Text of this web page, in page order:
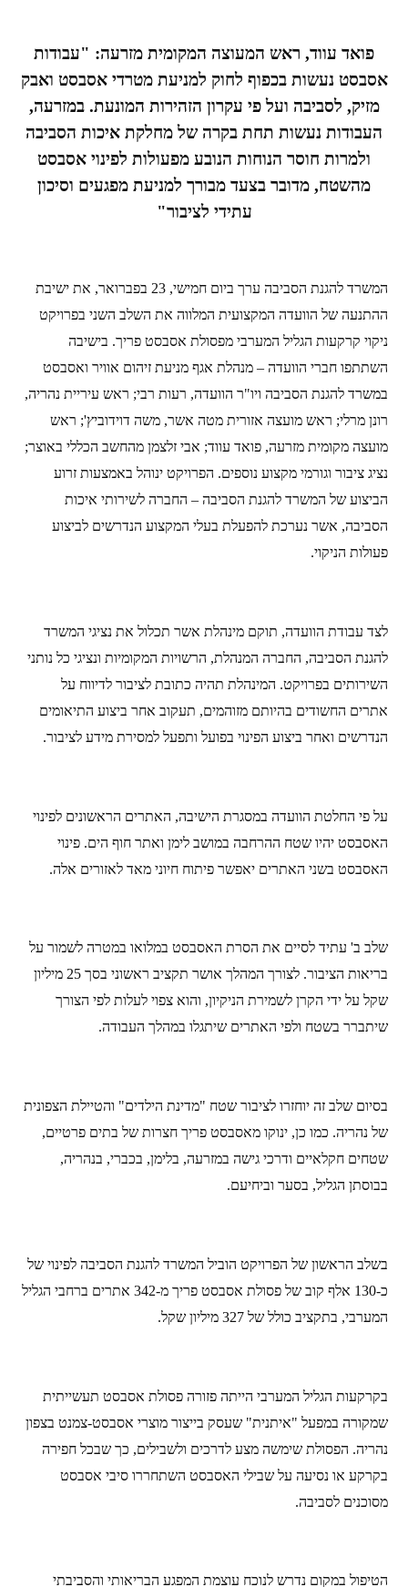
פואד עווד, ראש המעוצה המקומית מזרעה: "עבודות
אסבסט נעשות בכפוף לחוק למניעת מטרדי אסבסט ואבק
מזיק, לסביבה ועל פי עקרון הזהירות המונעת. במזרעה,
העבודות נעשות תחת בקרה של מחלקת איכות הסביבה
ולמרות חוסר הנוחות הנובע מפעולות לפינוי אסבסט
מהשטח, מדובר בצעד מבורך למניעת מפגעים וסיכון
עתידי לציבור"
המשרד להגנת הסביבה ערך ביום חמישי, 23 בפברואר, את ישיבת
ההתנעה של הוועדה המקצועית המלווה את השלב השני בפרויקט
ניקוי קרקעות הגליל המערבי מפסולת אסבסט פריך. בישיבה
השתתפו חברי הוועדה – מנהלת אגף מניעת זיהום אוויר ואסבסט
במשרד להגנת הסביבה ויו"ר הוועדה, רעות רבי; ראש עיריית נהריה,
רונן מרלי; ראש מועצה אזורית מטה אשר, משה דוידוביץ'; ראש
מועצה מקומית מזרעה, פואד עווד; אבי זלצמן מהחשב הכללי באוצר;
נציג ציבור וגורמי מקצוע נוספים. הפרויקט ינוהל באמצעות זרוע
הביצוע של המשרד להגנת הסביבה – החברה לשירותי איכות
הסביבה, אשר נערכת להפעלת בעלי המקצוע הנדרשים לביצוע
פעולות הניקוי.
לצד עבודת הוועדה, תוקם מינהלת אשר תכלול את נציגי המשרד
להגנת הסביבה, החברה המנהלת, הרשויות המקומיות ונציגי כל נותני
השירותים בפרויקט. המינהלת תהיה כתובת לציבור לדיווח על
אתרים החשודים בהיותם מזוהמים, תעקוב אחר ביצוע התיאומים
הנדרשים ואחר ביצוע הפינוי בפועל ותפעל למסירת מידע לציבור.
על פי החלטת הוועדה במסגרת הישיבה, האתרים הראשונים לפינוי
האסבסט יהיו שטח ההרחבה במושב לימן ואתר חוף הים. פינוי
האסבסט בשני האתרים יאפשר פיתוח חיוני מאד לאזורים אלה.
שלב ב' עתיד לסיים את הסרת האסבסט במלואו במטרה לשמור על
בריאות הציבור. לצורך המהלך אושר תקציב ראשוני בסך 25 מיליון
שקל על ידי הקרן לשמירת הניקיון, והוא צפוי לעלות לפי הצורך
שיתברר בשטח ולפי האתרים שיתגלו במהלך העבודה.
בסיום שלב זה יוחזרו לציבור שטח "מדינת הילדים" והטיילת הצפונית
של נהריה. כמו כן, ינוקו מאסבסט פריך חצרות של בתים פרטיים,
שטחים חקלאיים ודרכי גישה במזרעה, בלימן, בכברי, בנהריה,
בבוסתן הגליל, בסער וביחיעם.
בשלב הראשון של הפרויקט הוביל המשרד להגנת הסביבה לפינוי של
כ-130 אלף קוב של פסולת אסבסט פריך מ-342 אתרים ברחבי הגליל
המערבי, בתקציב כולל של 327 מיליון שקל.
בקרקעות הגליל המערבי הייתה פזורה פסולת אסבסט תעשייתית
שמקורה במפעל "איתנית" שעסק בייצור מוצרי אסבסט-צמנט בצפון
נהריה. הפסולת שימשה מצע לדרכים ולשבילים, כך שבכל חפירה
בקרקע או נסיעה על שבילי האסבסט השתחררו סיבי אסבסט
מסוכנים לסביבה.
הטיפול במקום נדרש לנוכח עוצמת המפגע הבריאותי והסביבתי